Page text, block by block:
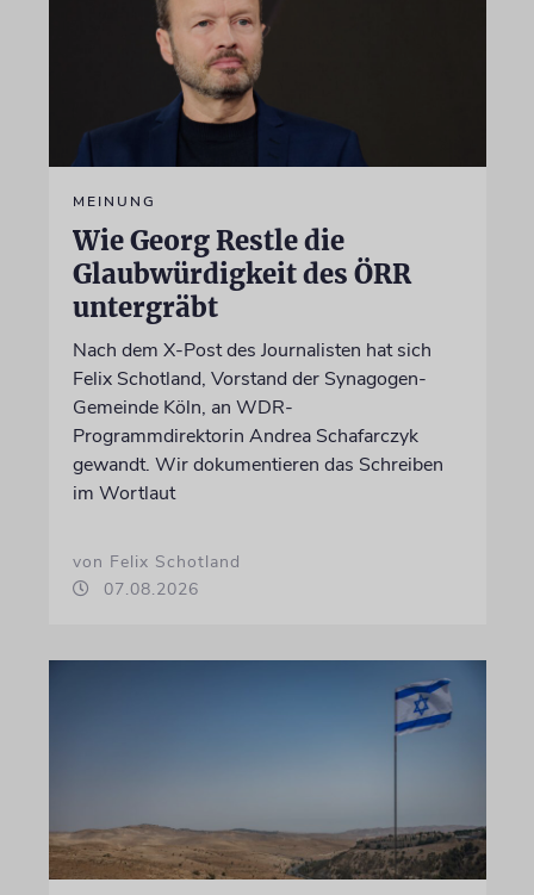
MEINUNG
Wie Georg Restle die
Glaubwürdigkeit des ÖRR
untergräbt
Nach dem X-Post des Journalisten hat sich
Felix Schotland, Vorstand der Synagogen-
Gemeinde Köln, an WDR-
Programmdirektorin Andrea Schafarczyk
gewandt. Wir dokumentieren das Schreiben
im Wortlaut
von Felix Schotland
07.08.2026